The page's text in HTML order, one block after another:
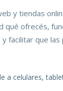
y tiendas
qué ofrecés,
facilitar que las
a celulares,